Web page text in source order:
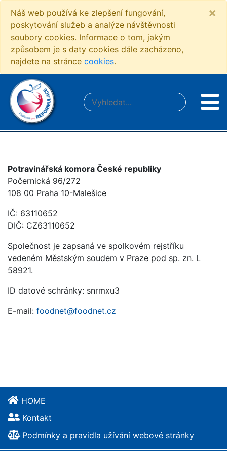
Náš web používá ke zlepšení fungování,
poskytování služeb a analýze návštěvnosti
soubory cookies. Informace o tom, jakým
způsobem je s daty cookies dále zacházeno,
najdete na stránce cookies.
×
Potravinářská komora České republiky
Počernická 96/272
108 00 Praha 10-Malešice
IČ: 63110652
DIČ: CZ63110652
Společnost je zapsaná ve spolkovém rejstříku
vedeném Městským soudem v Praze pod sp. zn. L
58921.
ID datové schránky: snrmxu3
E-mail: foodnet@foodnet.cz
HOME
Kontakt
Podmínky a pravidla užívání webové stránky